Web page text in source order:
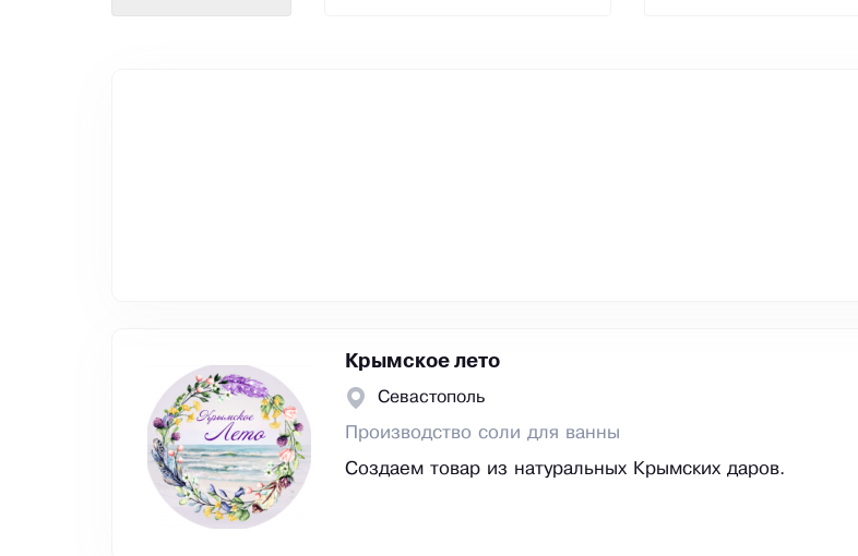
Крымское лето
Севастополь
Производство соли для ванны
Создаем товар из натуральных Крымских даров.